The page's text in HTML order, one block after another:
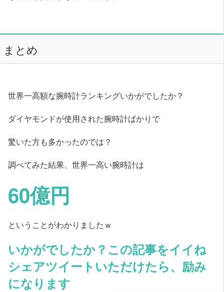
まとめ
世界一高額な腕時計ランキングいかがでしたか？
ダイヤモンドが使用された腕時計ばかりで
驚いた方も多かったのでは？
調べてみた結果、世界一高い腕時計は
60億円
ということがわかりましたｗ
いかがでしたか？この記事をイイね
シェアツイートいただけたら、励み
になります